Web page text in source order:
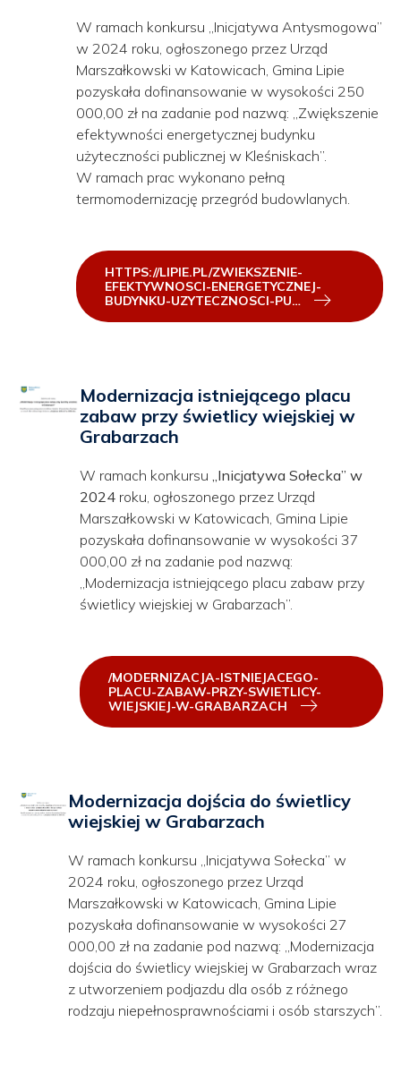
W ramach konkursu „Inicjatywa Antysmogowa”
w 2024 roku, ogłoszonego przez Urząd
Marszałkowski w Katowicach, Gmina Lipie
pozyskała dofinansowanie w wysokości 250
000,00 zł na zadanie pod nazwą: „Zwiększenie
efektywności energetycznej budynku
użyteczności publicznej w Kleśniskach”.
W ramach prac wykonano pełną
termomodernizację przegród budowlanych.
HTTPS://LIPIE.PL/ZWIEKSZENIE-
EFEKTYWNOSCI-ENERGETYCZNEJ-
BUDYNKU-UZYTECZNOSCI-PU…
Modernizacja istniejącego placu
zabaw przy świetlicy wiejskiej w
Grabarzach
W ramach konkursu „Inicjatywa Sołecka” w
2024roku, ogłoszonego przez Urząd
Marszałkowski w Katowicach, Gmina Lipie
pozyskała dofinansowanie w wysokości 37
000,00 zł na zadanie pod nazwą:
„Modernizacja istniejącego placu zabaw przy
świetlicy wiejskiej w Grabarzach”.
/MODERNIZACJA-ISTNIEJACEGO-
PLACU-ZABAW-PRZY-SWIETLICY-
WIEJSKIEJ-W-GRABARZACH
Modernizacja dojścia do świetlicy
wiejskiej w Grabarzach
W ramach konkursu „Inicjatywa Sołecka” w
2024 roku, ogłoszonego przez Urząd
Marszałkowski w Katowicach, Gmina Lipie
pozyskała dofinansowanie w wysokości 27
000,00 zł na zadanie pod nazwą: „Modernizacja
dojścia do świetlicy wiejskiej w Grabarzach wraz
z utworzeniem podjazdu dla osób z różnego
rodzaju niepełnosprawnościami i osób starszych”.